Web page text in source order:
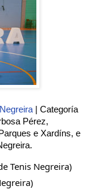
| Categoría
Pérez,
e Xardíns, e
Tenis Negreira)